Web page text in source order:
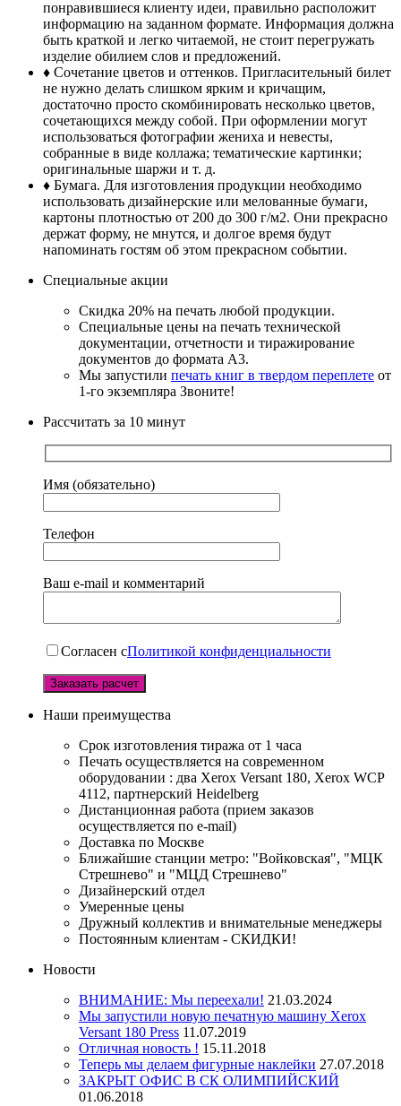
понравившиеся клиенту идеи, правильно расположит
информацию на заданном формате. Информация должна
быть краткой и легко читаемой, не стоит перегружать
изделие обилием слов и предложений.
♦ Сочетание цветов и оттенков. Пригласительный билет
не нужно делать слишком ярким и кричащим,
достаточно просто скомбинировать несколько цветов,
сочетающихся между собой. При оформлении могут
использоваться фотографии жениха и невесты,
собранные в виде коллажа; тематические картинки;
оригинальные шаржи и т. д.
♦ Бумага. Для изготовления продукции необходимо
использовать дизайнерские или мелованные бумаги,
картоны плотностью от 200 до 300 г/м2. Они прекрасно
держат форму, не мнутся, и долгое время будут
напоминать гостям об этом прекрасном событии.
Специальные акции
Скидка 20% на печать любой продукции.
Специальные цены на печать технической
документации, отчетности и тиражирование
документов до формата А3.
Мы запустили печать книг в твердом переплете от
1-го экземпляра Звоните!
Рассчитать за 10 минут
Имя (обязательно)
Телефон
Ваш e-mail и комментарий
Согласен сПолитикой конфиденциальности
Наши преимущества
Срок изготовления тиража от 1 часа
Печать осуществляется на современном
оборудовании : два Xerox Versant 180, Xerox WCP
4112, партнерский Heidelberg
Дистанционная работа (прием заказов
осуществляется по e-mail)
Доставка по Москве
Ближайшие станции метро: "Войковская", "МЦК
Стрешнево" и "МЦД Стрешнево"
Дизайнерский отдел
Умеренные цены
Дружный коллектив и внимательные менеджеры
Постоянным клиентам - СКИДКИ!
Новости
ВНИМАНИЕ: Мы переехали! 21.03.2024
Мы запустили новую печатную машину Xerox
Versant 180 Press 11.07.2019
Отличная новость ! 15.11.2018
Теперь мы делаем фигурные наклейки 27.07.2018
ЗАКРЫТ ОФИС В СК ОЛИМПИЙСКИЙ
01.06.2018